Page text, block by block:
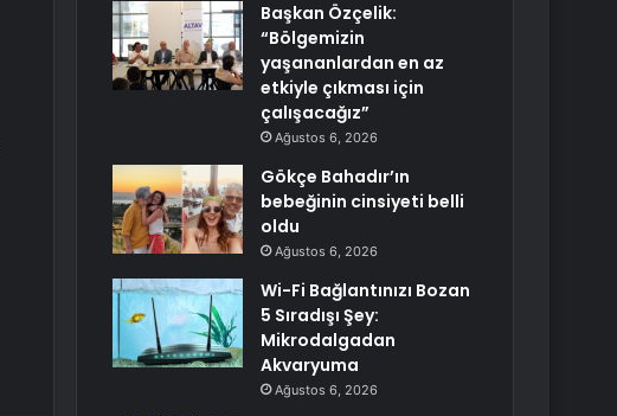
Başkan Özçelik:
“Bölgemizin
yaşananlardan en az
etkiyle çıkması için
çalışacağız”
Ağustos 6, 2026
Gökçe Bahadır’ın
bebeğinin cinsiyeti belli
oldu
Ağustos 6, 2026
Wi-Fi Bağlantınızı Bozan
5 Sıradışı Şey:
Mikrodalgadan
Akvaryuma
Ağustos 6, 2026